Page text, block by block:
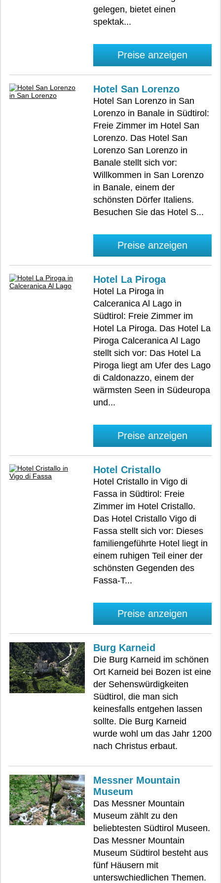
gelegen, bietet einen
spektak...
Preise anzeigen
Hotel San Lorenzo
Hotel San Lorenzo in San
Lorenzo in Banale in Südtirol:
Freie Zimmer im Hotel San
Lorenzo. Das Hotel San
Lorenzo San Lorenzo in
Banale stellt sich vor:
Willkommen in San Lorenzo
in Banale, einem der
schönsten Dörfer Italiens.
Besuchen Sie das Hotel S...
Preise anzeigen
Hotel La Piroga
Hotel La Piroga in
Calceranica Al Lago in
Südtirol: Freie Zimmer im
Hotel La Piroga. Das Hotel La
Piroga Calceranica Al Lago
stellt sich vor: Das Hotel La
Piroga liegt am Ufer des Lago
di Caldonazzo, einem der
wärmsten Seen in Südeuropa
und...
Preise anzeigen
Hotel Cristallo
Hotel Cristallo in Vigo di
Fassa in Südtirol: Freie
Zimmer im Hotel Cristallo.
Das Hotel Cristallo Vigo di
Fassa stellt sich vor: Dieses
familiengeführte Hotel liegt in
einem ruhigen Teil einer der
schönsten Gegenden des
Fassa-T...
Preise anzeigen
Burg Karneid
Die Burg Karneid im schönen
Ort Karneid bei Bozen ist eine
der Sehenswürdigkeiten
Südtirol, die man sich
keinesfalls entgehen lassen
sollte. Die Burg Karneid
wurde wohl um das Jahr 1200
nach Christus erbaut.
Messner Mountain
Museum
Das Messner Mountain
Museum zählt zu den
beliebtesten Südtirol Museen.
Das Messner Mountain
Museum Südtirol besteht aus
fünf Häusern mit
unterswchiedlichen Themen.